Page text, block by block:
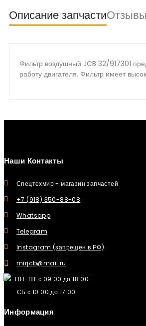
Описание запчасти
Фильтр воздушный JCB 32/917301
работу двигателя. Фильтр имеет
Наши Контакты
Спецтехмир - магазин запчастей
+7 (918) 350-88-08
Whatsapp
Telegram
Instagram (запрещен в РФ)
mirjcb@mail.ru
ПН-ПТ с 09:00 до 18:00
СБ с 10:00 до 17:00
Информация